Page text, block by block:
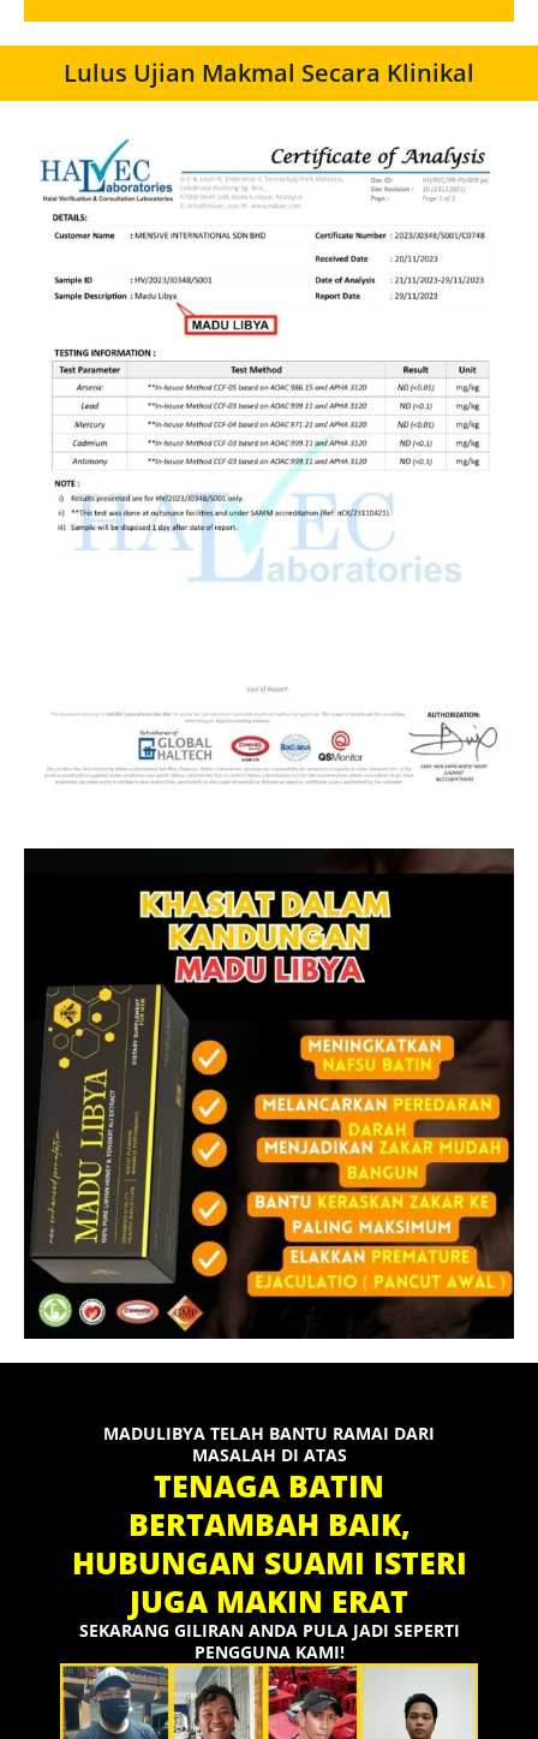
Lulus Ujian Makmal Secara Klinikal
MADULIBYA TELAH BANTU RAMAI DARI
MASALAH DI ATAS
TENAGA BATIN
BERTAMBAH BAIK,
HUBUNGAN SUAMI ISTERI
JUGA MAKIN ERAT
SEKARANG GILIRAN ANDA PULA JADI SEPERTI
PENGGUNA KAMI!